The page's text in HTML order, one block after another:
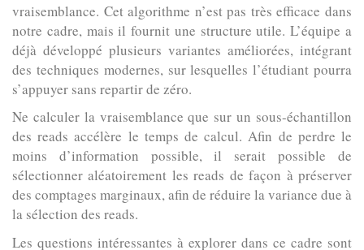
vraisemblance. Cet algorithme n’est pas très efficace dans
notre cadre, mais il fournit une structure utile. L’équipe a
déjà développé plusieurs variantes améliorées, intégrant
des techniques modernes, sur lesquelles l’étudiant pourra
s’appuyer sans repartir de zéro.
Ne calculer la vraisemblance que sur un sous-échantillon
des reads accélère le temps de calcul. Afin de perdre le
moins d’information possible, il serait possible de
sélectionner aléatoirement les reads de façon à préserver
des comptages marginaux, afin de réduire la variance due à
la sélection des reads.
Les questions intéressantes à explorer dans ce cadre sont